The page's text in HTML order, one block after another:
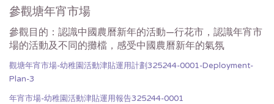
參觀塘年宵市場
參觀目的：認識中國農曆新年的活動—行花市，認識年宵市
場的活動及不同的攤檔，感受中國農曆新年的氣氛
觀塘年宵市場-幼稚園活動津貼運用計劃325244-0001-Deployment-
Plan-3
年宵市場-幼稚園活動津貼運用報告325244-0001